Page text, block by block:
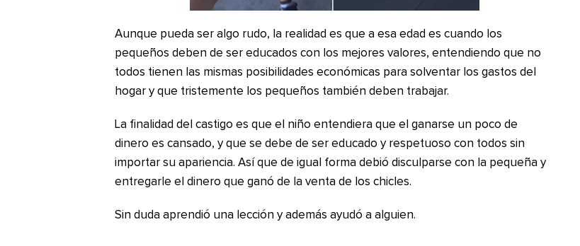
Aunque pueda ser algo rudo, la realidad es que a esa edad es cuando los
pequeños deben de ser educados con los mejores valores, entendiendo que no
todos tienen las mismas posibilidades económicas para solventar los gastos del
hogar y que tristemente los pequeños también deben trabajar.
La finalidad del castigo es que el niño entendiera que el ganarse un poco de
dinero es cansado, y que se debe de ser educado y respetuoso con todos sin
importar su apariencia. Así que de igual forma debió disculparse con la pequeña y
entregarle el dinero que ganó de la venta de los chicles.
Sin duda aprendió una lección y además ayudó a alguien.